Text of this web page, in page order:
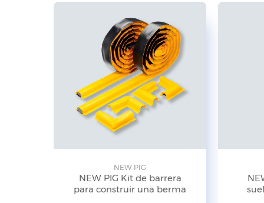
NEW PIG
NEW PIG Kit de barrera
para construir una berma